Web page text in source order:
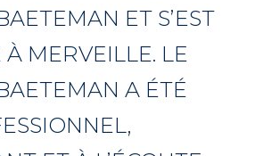
ET S’EST
MERVEILLE. LE
A ÉTÉ